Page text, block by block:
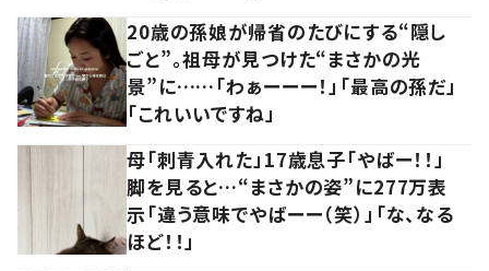
20歳の孫娘が帰省のたびにする“隠し
ごと”。祖母が見つけた“まさかの光
景”に……「わぁーーー！」「最高の孫だ」
「これいいですね」
母「刺青入れた」17歳息子「やばー！！」
脚を見ると…“まさかの姿”に277万表
示「違う意味でやばーー（笑）」「な、なる
ほど！！」